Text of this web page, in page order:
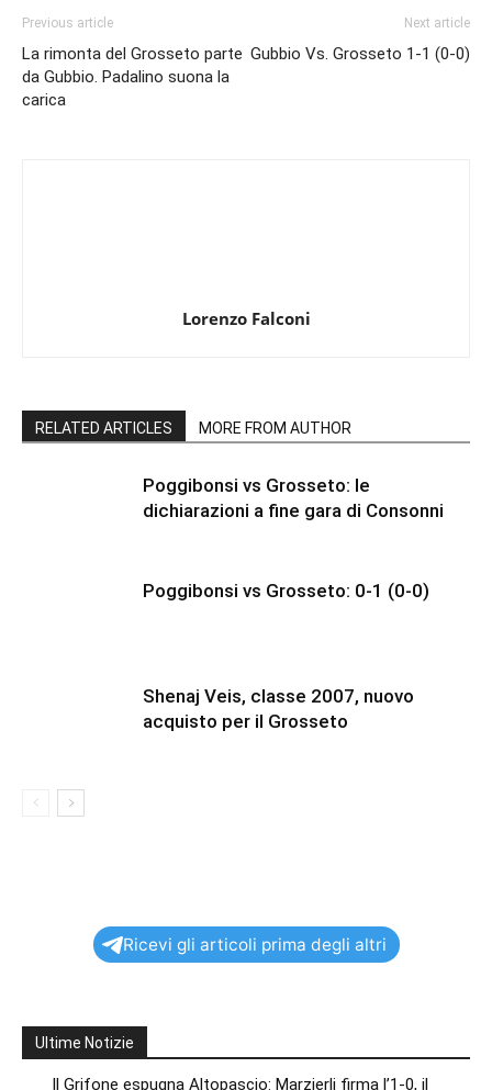
Previous article
La rimonta del Grosseto parte
da Gubbio. Padalino suona la
carica
Next article
Gubbio Vs. Grosseto 1-1 (0-0)
Lorenzo Falconi
RELATED ARTICLES MORE FROM AUTHOR
Poggibonsi vs Grosseto: le
dichiarazioni a fine gara di Consonni
Poggibonsi vs Grosseto: 0-1 (0-0)
Shenaj Veis, classe 2007, nuovo
acquisto per il Grosseto
Ricevi gli articoli prima degli altri
Ultime Notizie
Il Grifone espugna Altopascio: Marzierli firma l’1-0, il